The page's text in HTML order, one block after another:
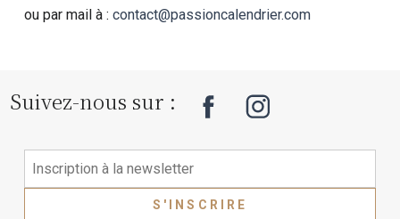
ou par mail à :contact@passioncalendrier.com
Suivez-nous sur :
S'INSCRIRE